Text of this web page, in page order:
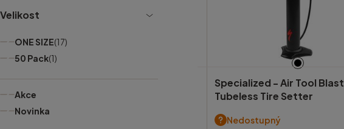
Velikost
ONE SIZE(17)
50 Pack(1)
Akce
Novinka
Specialized -Air Tool Blast
Tubeless Tire Setter
Nedostupný